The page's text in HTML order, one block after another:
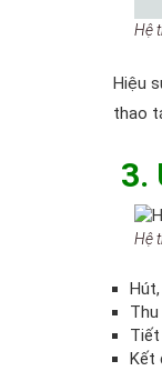
Hệ
Hiệu
thao
3.
Hệ
Tiết
Kết